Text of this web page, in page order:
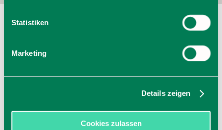
Statistiken
Marketing
Details zeigen
Cookies zulassen
Krankenhaus Agatharied
Tel: +49 8026 393-0
jetzt Route planen